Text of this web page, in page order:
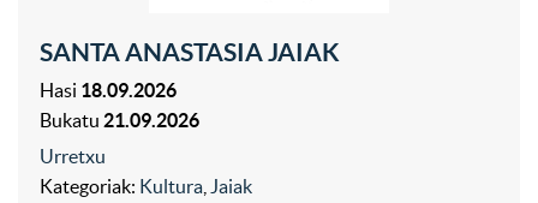
SANTA ANASTASIA JAIAK
Hasi 18.09.2026
Bukatu 21.09.2026
Urretxu
Kategoriak: Kultura Jaiak